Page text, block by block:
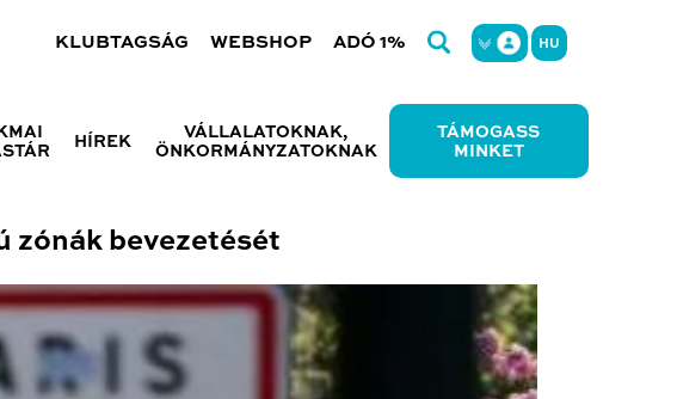
KLUBTAGSÁG WEBSHOP ADÓ 1% HU
HÍREK
VÁLLALATOKNAK,
ÖNKORMÁNYZATOKNAK
TÁMOGASS
MINKET
zónák bevezetését